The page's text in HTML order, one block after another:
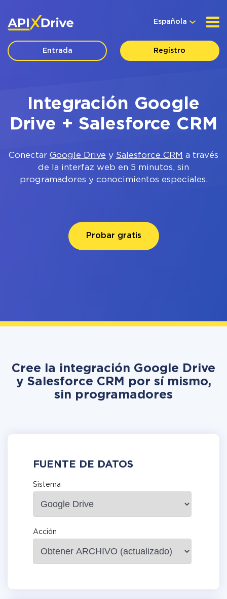
Española
Entrada Registro
Integración Google
Drive + Salesforce CRM
Conectar Google Drive y Salesforce CRM a través
de la interfaz web en 5 minutos, sin
programadores y conocimientos especiales.
Probar gratis
Cree la integración Google Drive
y Salesforce CRM por sí mismo,
sin programadores
FUENTE DE DATOS
Sistema
Acción